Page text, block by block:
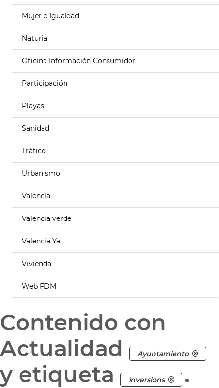
Mujer e Igualdad
Naturia
Oficina Información Consumidor
Participación
Playas
Sanidad
Tráfico
Urbanismo
Valencia
Valencia verde
Valencia Ya
Vivienda
Web FDM
Contenido con
Actualidad
Ayuntamiento
y etiqueta inversions .